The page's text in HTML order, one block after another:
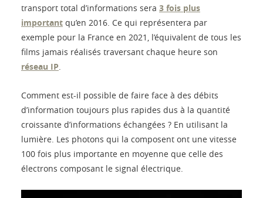
transport total d’informations sera 3 fois plus
important qu’en 2016. Ce qui représentera par
exemple pour la France en 2021, l’équivalent de tous les
films jamais réalisés traversant chaque heure son
réseau IP.
Comment est-il possible de faire face à des débits
d’information toujours plus rapides dus à la quantité
croissante d’informations échangées ? En utilisant la
lumière. Les photons qui la composent ont une vitesse
100 fois plus importante en moyenne que celle des
électrons composant le signal électrique.